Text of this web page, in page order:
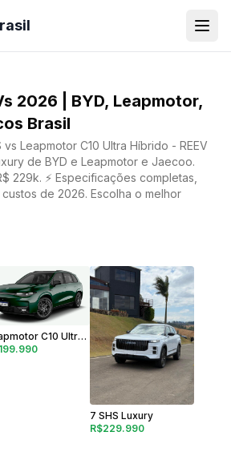
2026 | BYD, Leapmotor,
Brasil
Leapmotor C10 Ultra Híbrido - REEV
de BYD e Leapmotor e Jaecoo.
229k. ⚡ Especificações completas,
de 2026. Escolha o melhor
Leapmotor C10 Ultra Híbrido - REEV 1.5 Plug-in
7 SHS Luxury
R$229.990